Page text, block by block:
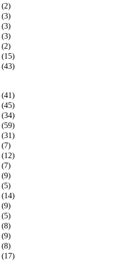
(2)
(3)
(3)
(3)
(2)
(15)
(43)
(41)
(45)
(34)
(59)
(31)
(7)
(12)
(7)
(9)
(5)
(14)
(9)
(5)
(8)
(9)
(8)
(17)